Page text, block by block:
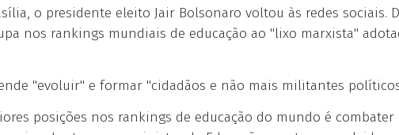
o presidente eleito Jair Bolsonaro voltou às redes sociais.
nos rankings mundiais de educação ao "lixo marxista"
"evoluir" e formar "cidadãos e não mais militantes
posições nos rankings de educação do mundo é combater